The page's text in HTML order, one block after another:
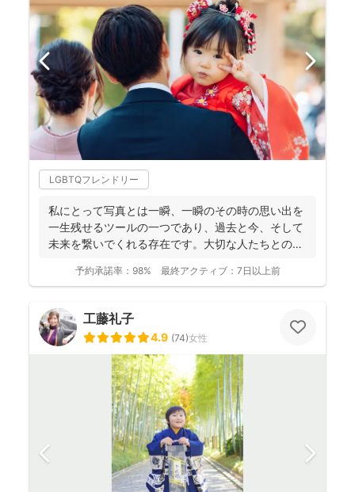
LGBTQフレンドリー
私にとって写真とは一瞬、一瞬のその時の思い出を
一生残せるツールの一つであり、過去と今、そして
未来を繋いでくれる存在です。大切な人たちとの写
予約承諾率： 98% 最終アクティブ： 7日以上前
工藤礼子
4.9 (74)女性